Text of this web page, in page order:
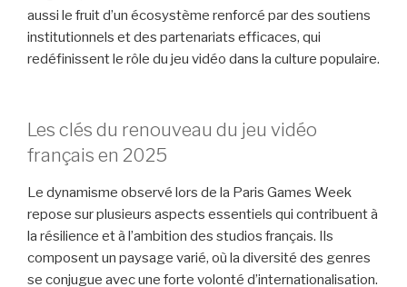
aussi le fruit d’un écosystème renforcé par des soutiens
institutionnels et des partenariats efficaces, qui
redéfinissent le rôle du jeu vidéo dans la culture populaire.
Les clés du renouveau du jeu vidéo
français en 2025
Le dynamisme observé lors de la Paris Games Week
repose sur plusieurs aspects essentiels qui contribuent à
la résilience et à l’ambition des studios français. Ils
composent un paysage varié, où la diversité des genres
se conjugue avec une forte volonté d’internationalisation.